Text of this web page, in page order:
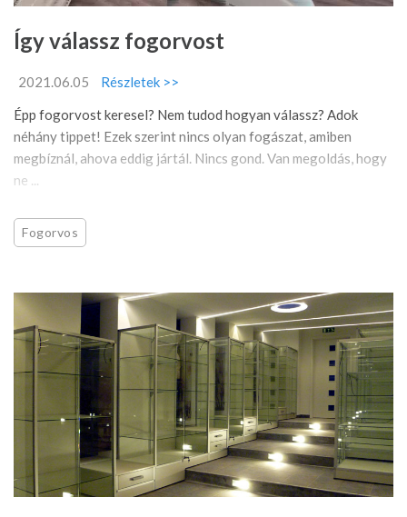
Így válassz fogorvost
2021.06.05
Részletek >>
Épp fogorvost keresel? Nem tudod hogyan válassz? Adok
néhány tippet! Ezek szerint nincs olyan fogászat, amiben
megbíznál, ahova eddig jártál. Nincs gond. Van megoldás, hogy
ne ...
Fogorvos